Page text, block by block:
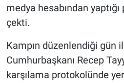
medya hesabından
çekti.
Kampın düzenlendiği gün
Cumhurbaşkanı Recep
karşılama protokolünde